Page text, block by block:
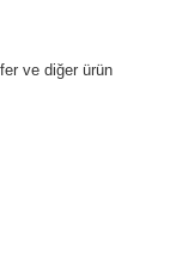
ve diğer ürün